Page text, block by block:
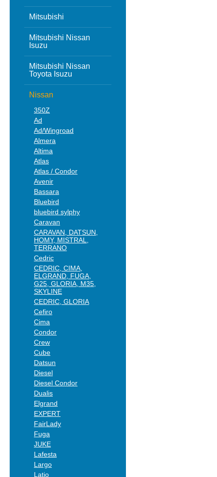
Mitsubishi
Mitsubishi Nissan
Isuzu
Mitsubishi Nissan
Toyota Isuzu
Nissan
350Z
Ad
Ad/Wingroad
Almera
Altima
Atlas
Atlas / Condor
Avenir
Bassara
Bluebird
bluebird sylphy
Caravan
CARAVAN, DATSUN,
HOMY, MISTRAL,
TERRANO
Cedric
CEDRIC, CIMA,
ELGRAND, FUGA,
G25, GLORIA, M35,
SKYLINE
CEDRIC, GLORIA
Cefiro
Cima
Condor
Crew
Cube
Datsun
Diesel
Diesel Condor
Dualis
Elgrand
EXPERT
FairLady
Fuga
JUKE
Lafesta
Largo
Latio